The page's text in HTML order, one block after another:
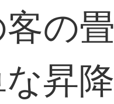
の
昇